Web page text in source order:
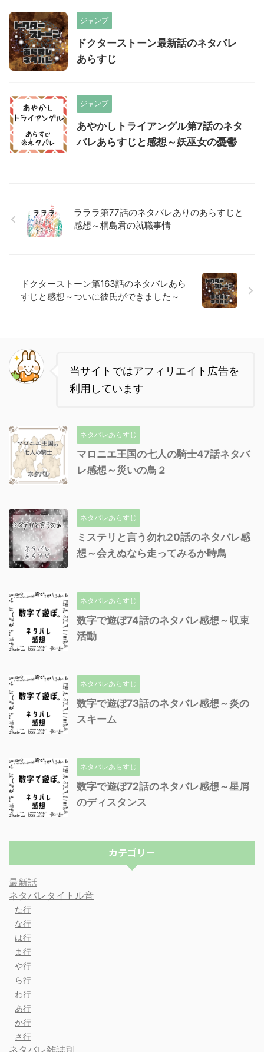
ジャンプ
ドクターストーン最新話のネタバレ
あらすじ
ジャンプ
あやかしトライアングル第7話のネタ
バレあらすじと感想～妖巫女の憂鬱
ラララ第77話のネタバレありのあらすじと
感想～桐島君の就職事情
ドクターストーン第163話のネタバレあら
すじと感想～ついに彼氏ができました～
当サイトではアフィリエイト広告を
利用しています
ネタバレあらすじ
マロニエ王国の七人の騎士47話ネタバ
レ感想～災いの鳥２
ネタバレあらすじ
ミステリと言う勿れ20話のネタバレ感
想～会えぬなら走ってみるか時鳥
ネタバレあらすじ
数字で遊ぼ74話のネタバレ感想～収束
活動
ネタバレあらすじ
数字で遊ぼ73話のネタバレ感想～炎の
スキーム
ネタバレあらすじ
数字で遊ぼ72話のネタバレ感想～星屑
のディスタンス
カテゴリー
最新話
ネタバレタイトル音
た行
な行
は行
ま行
や行
ら行
わ行
あ行
か行
さ行
ネタバレ雑誌別